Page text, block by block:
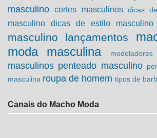
masculino cortes masculinos dicas
masculino
dicas de estilo masculino
masculino lançamentos
moda masculina
masculinos penteado masculino
masculina roupa de homem tipos de
Canais do Macho Moda